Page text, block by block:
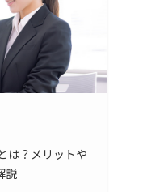
は？メリットや
説